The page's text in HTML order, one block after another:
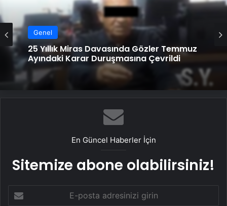
Genel
25 Yıllık Miras Davasında Gözler Temmuz
Ayındaki Karar Duruşmasına Çevrildi
En Güncel Haberler İçin
Sitemize abone olabilirsiniz!
posta